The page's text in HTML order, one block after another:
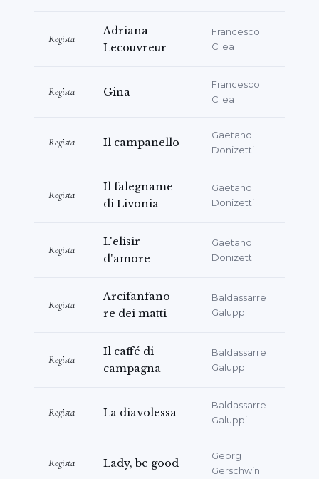
차례를 조율했다.
Festival Autunno Musicale a Como
기술·예술 감독직이 특히 주목할 만하다. 또한
2013년) 및 베이징 순회공연의 기획 책임자를 맡
"총체적 연출" 프로젝트의 저자, 연출가, 기획 조
, 혹은 밀라노 두오모에서의
Manifestazioni Ufficiali Ambrosiane개막 행사),
여 Basilica San Marco에서 공연-콘서트
Canto degli spiriti sopra le acque
를 기획하고 실
그는 Commedia dell'arte와 르네상스 연극 연
왔으며, 다양한 저술(중세 프랑스 고전 중 일부를
이탈리아어로 처음으로 번역한 작업 포함)을 집필
Teatro Stabile del Veneto) 및 해외(퀘벡 음
Regista
Adriana
Lecouvreur
Francesco
Cilea
Regista Gina
Francesco
Cilea
Regista Il campanello
Gaetano
Donizetti
Regista
Il falegname
di Livonia
Gaetano
Donizetti
Regista
L'elisir
d'amore
Gaetano
Donizetti
Regista
Arcifanfano
re dei matti
Baldassarre
Galuppi
Regista
Il caffé di
campagna
Baldassarre
Galuppi
Regista La diavolessa
Baldassarre
Galuppi
Regista Lady, be good
Georg
Gerschwin